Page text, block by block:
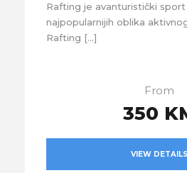
Rafting je avanturistički
najpopularnijih oblika
Rafting […]
From
350
VIEW DETAILS